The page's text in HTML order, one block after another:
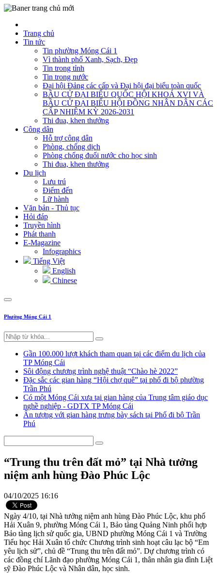
Trang chủ
Tin tức
Tin phường Móng Cái 1
Vì thành phố Xanh, Sạch, Đẹp
Tin trong tỉnh
Tin trong nước
Đại hội Đảng các cấp và Đại hội đại biểu toàn quốc
BẦU CỬ ĐẠI BIỂU QUỐC HỘI KHOÁ XVI VÀ
BẦU CỬ ĐẠI BIỂU HỘI ĐỒNG NHÂN DÂN CÁC
CẤP NHIỆM KỲ 2026-2031
Thi đua, khen thưởng
Công dân
Hỗ trợ công dân
Phòng, chống dịch
Phòng chống đuối nước cho học sinh
Thi đua, khen thưởng
Du lịch
Lưu trú
Điểm đến
Lữ hành
Văn bản - Thủ tục
Hỏi đáp
Truyền hình
Phát thanh
E-Magazine
Infographics
Tiếng Việt
English
Chinese
Phường Móng Cái 1
Gần 100.000 lượt khách tham quan tại các điểm du lịch của
TP Móng Cái
Sôi động chương trình nghệ thuật “Chào hè 2022”
Đặc sắc các gian hàng “Hội chợ quê” tại phố đi bộ phường
Trần Phú
Có một Móng Cái xưa tại gian hàng của Trung tâm giáo dục
nghề nghiệp - GDTX TP Móng Cái
Ấn tượng với gian hàng trưng bày sách tại Phố đi bộ Trần
Phú
“Trung thu trên đất mỏ” tại Nhà tưởng
niệm anh hùng Đào Phúc Lộc
04/10/2025 16:16
Ngày 4/10, tại Nhà tưởng niệm anh hùng Đào Phúc Lộc, khu phố
Hải Xuân 9, phường Móng Cái 1, Bảo tàng Quảng Ninh phối hợp
Bảo tàng lịch sử quốc gia, UBND phường Móng Cái 1 và Trường
Tiểu học Hải Xuân tổ chức Chương trình sinh hoạt câu lạc bộ “Em
yêu lịch sử”, chủ đề “Trung thu trên đất mỏ”. Dự chương trình có
các đồng chí Lãnh đạo phường Móng Cái 1, thân nhân gia đình Liệt
sỹ Đào Phúc Lộc và Nhân dân, học sinh.